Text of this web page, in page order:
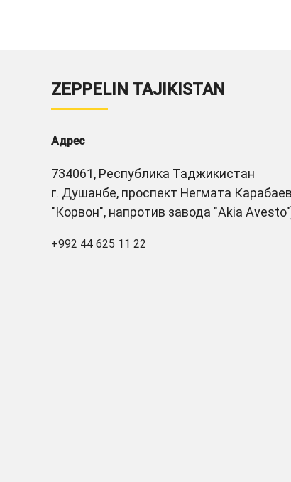
ZEPPELIN TAJIKISTAN
Адрес
734061, Республика Таджикистан
г. Душанбе, проспект Негмата
"Корвон", напротив завода "Akia
+992 44 625 11 22